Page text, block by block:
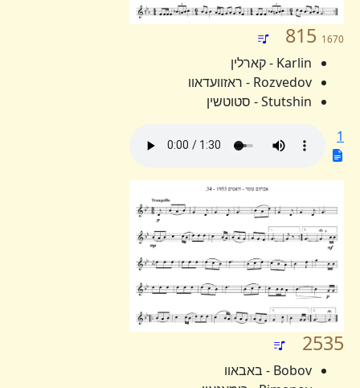
815 1670
Karlin - קארלין
Rozvedov - ראזוועדאוו
Stutshin - סטוטשין
2535
Bobov - באבאוו